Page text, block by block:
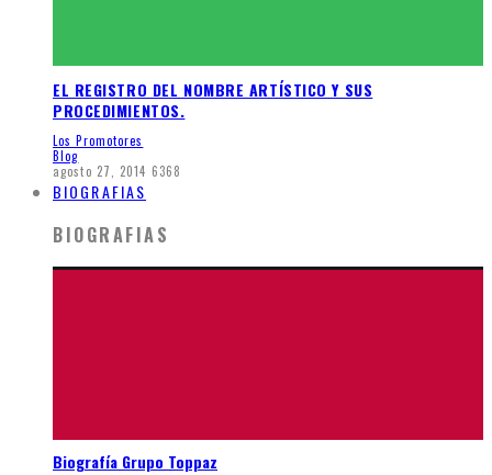
EL REGISTRO DEL NOMBRE ARTÍSTICO Y SUS
PROCEDIMIENTOS.
Los Promotores
Blog
agosto 27, 2014 6368
BIOGRAFIAS
BIOGRAFIAS
Biografía Grupo Toppaz